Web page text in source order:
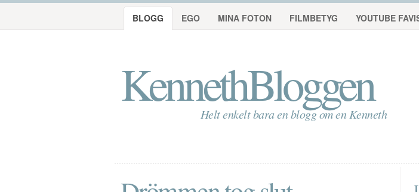
KennethBloggen
Helt enkelt bara en blogg om en Kenneth
BLOGG EGO MINA FOTON FILMBETYG YOUTUBE